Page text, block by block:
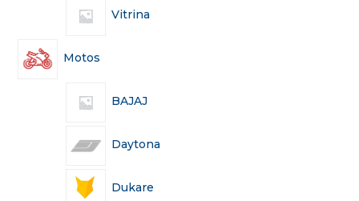
Vitrina
Motos
BAJAJ
Daytona
Dukare